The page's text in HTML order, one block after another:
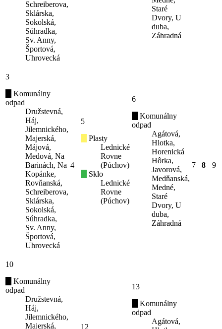
Schreiberova,
Sklárska,
Sokolská,
Súhradka,
Sv. Anny,
Športová,
Uhrovecká
Staré
Dvory, U
duba,
Záhradná
3
Komunálny
odpad
Družstevná,
Háj,
Jilemnického,
Majerská,
Májová,
Medová, Na
Barinách, Na
Kopánke,
Rovňanská,
Schreiberova,
Sklárska,
Sokolská,
Súhradka,
Sv. Anny,
Športová,
Uhrovecká
4
5
Plasty
Lednické
Rovne
(Púchov)
Sklo
Lednické
Rovne
(Púchov)
6
Komunálny
odpad
Agátová,
Hlotka,
Horenická
Hôrka,
Javorová,
Medňanská,
Medné,
Staré
Dvory, U
duba,
Záhradná
7 8 9
10
Komunálny
odpad
Družstevná,
Háj,
Jilemnického,
Majerská,
12
13
Komunálny
odpad
Agátová,